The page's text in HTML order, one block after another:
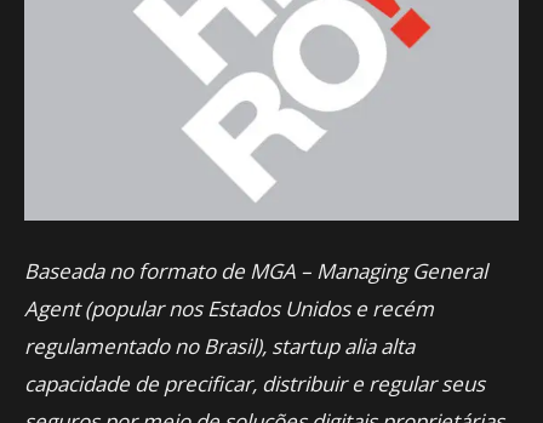
Baseada no formato de MGA – Managing General
Agent (popular nos Estados Unidos e recém
regulamentado no Brasil), startup alia alta
capacidade de precificar, distribuir e regular seus